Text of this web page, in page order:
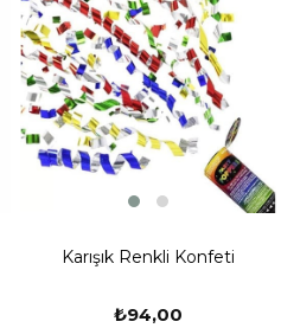
Karışık Renkli Konfeti
₺94,00